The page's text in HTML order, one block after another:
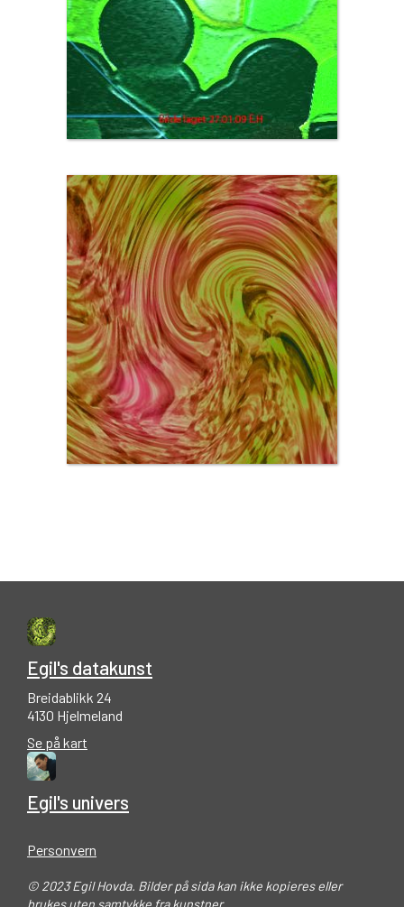
Egil's datakunst
Breidablikk 24
4130 Hjelmeland
Se på kart
Egil's univers
Personvern
© 2023 Egil Hovda. Bilder på sida kan ikke kopieres eller
brukes uten samtykke fra kunstner.